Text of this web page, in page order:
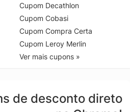
Cupom Decathlon
Cupom Cobasi
Cupom Compra Certa
Cupom Leroy Merlin
Ver mais cupons »
de desconto direto